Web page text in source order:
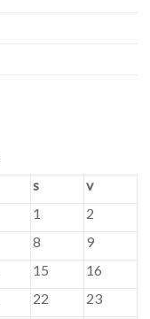
s
v
1
2
8
9
15
16
22
23